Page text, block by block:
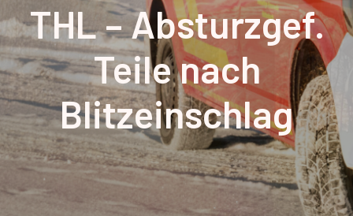
THL – Absturzgef.
Teile nach
Blitzeinschlag